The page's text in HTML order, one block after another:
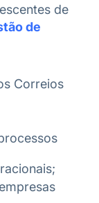
de
de
Correios